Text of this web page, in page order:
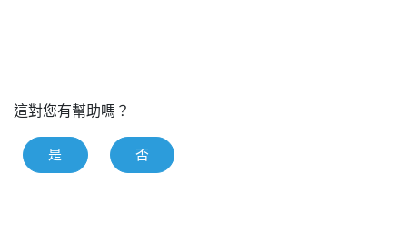
這對您有幫助嗎？
是 否